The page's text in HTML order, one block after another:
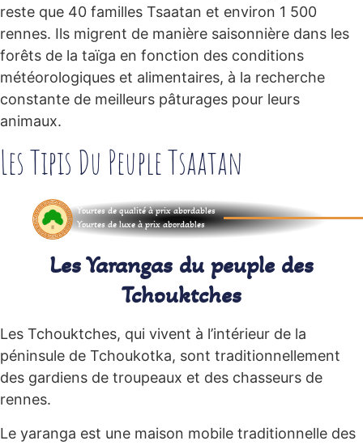
reste que 40 familles Tsaatan et environ 1 500
rennes. Ils migrent de manière saisonnière dans les
forêts de la taïga en fonction des conditions
météorologiques et alimentaires, à la recherche
constante de meilleurs pâturages pour leurs
animaux.
Les Tipis Du Peuple Tsaatan
Yourtes de qualité à prix abordables
Yourtes de luxe à prix abordables
Les Yarangas du peuple des
Tchouktches
Les Tchouktches, qui vivent à l’intérieur de la
péninsule de Tchoukotka, sont traditionnellement
des gardiens de troupeaux et des chasseurs de
rennes.
Le yaranga est une maison mobile traditionnelle des